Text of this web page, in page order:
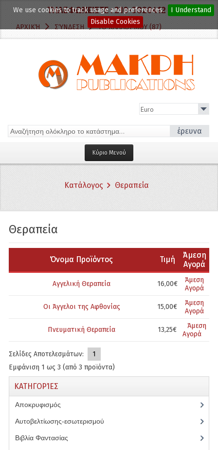
We use cookies to track usage and preferences.
I Understand
Disable Cookies
ΤΗΛΕΦΩΝΕΙΣΤΕ :210-3820412
ΑΡΧΙΚΉ ΣΎΝΔΕΣΗ ΤΟ ΚΑΛΆΘΙ ΜΟΥ (87)
έρευνα
Κύριο Μενού
Αποκρυφισμός
Βιβλία Φαντασίας
Διατροφή & Υγεία
Εκδόσεις Δίδυμοι
Εκδόσεις Κυβέλη
Κατάλογος Θεραπεία
Θεραπεία
Όνομα Προϊόντος Τιμή
Άμεση
Αγορά
Αγγελική Θεραπεία 16,00€
Άμεση
Αγορά
Οι Άγγελοι της Αφθονίας 15,00€
Άμεση
Αγορά
Πνευματική Θεραπεία 13,25€
Άμεση
Αγορά
Σελίδες Αποτελεσμάτων:
1
Εμφάνιση 1 ως 3 (από 3 προϊόντα)
ΚΑΤΗΓΟΡΊΕΣ
Αποκρυφισμός
Αυτοβελτίωσης-εσωτερισμού
Βιβλία Φαντασίας